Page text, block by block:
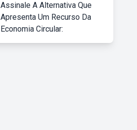
Assinale A Alternativa Que
Apresenta Um Recurso Da
Economia Circular: